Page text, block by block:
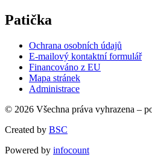
Patička
Ochrana osobních údajů
E-mailový kontaktní formulář
Financováno z EU
Mapa stránek
Administrace
© 2026 Všechna práva vyhrazena –
Created by BSC
Powered by infocount